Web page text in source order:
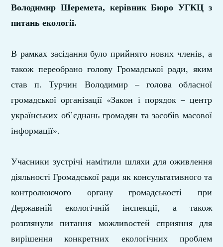
Володимир Шеремета, керівник Бюро УГКЦ з
питань екології.
В рамках засідання було прийнято нових членів, а
також переобрано голову Громадської ради, яким
став п. Турчин Володимир – голова обласної
громадської організації «Закон і порядок – центр
українських об’єднань громадян та засобів масової
інформації».
Учасники зустрічі намітили шляхи для оживлення
діяльності Громадської ради як консультативного та
контролюючого органу громадськості при
Державній екологічній інспекції, а також
розглянули питання можливостей сприяння для
вирішення конкретних екологічних проблем